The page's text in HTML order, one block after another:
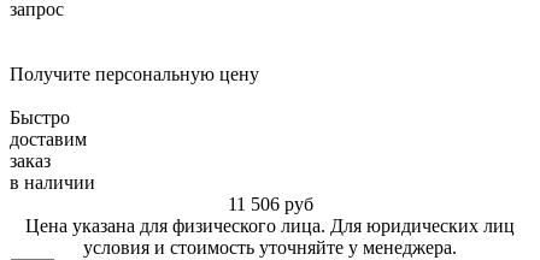
запрос
Получите персональную цену
Быстро
доставим
заказ
в наличии
11 506 руб
Цена указана для физического лица. Для юридических лиц
условия и стоимость уточняйте у менеджера.